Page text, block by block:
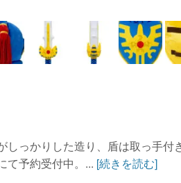
しっかりした造り、盾は取っ手付
て予約受付中。... [続きを読む]